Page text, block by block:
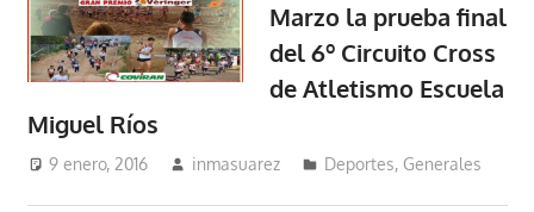
Marzo la prueba final
del 6º Circuito Cross
de Atletismo Escuela
Miguel Ríos
9 enero, 2016 inmasuarez Deportes, Generales